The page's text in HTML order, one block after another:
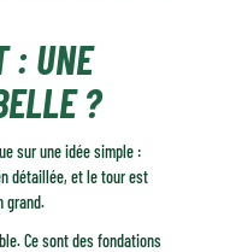
et avec qui
: UNE
?
sur une idée simple :
détaillée, et le tour est
grand.
Ce sont des fondations